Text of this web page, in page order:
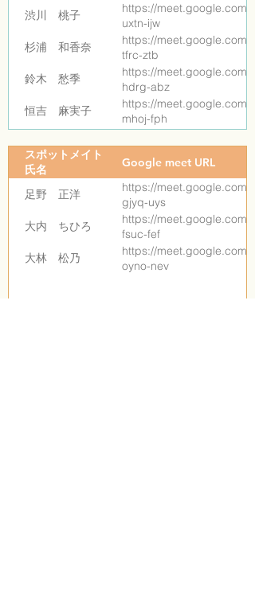
渋川 桃子
https://meet.google.com/
uxtn-ijw
杉浦 和香奈
https://meet.google.com/
tfrc-ztb
鈴木 愁季
https://meet.google.com/
hdrg-abz
恒吉 麻実子
https://meet.google.com/
mhoj-fph
ygyr-nhg
松本 憲明
https://meet.google.com/
hhwa-rua
スポットメイト
氏名
Google meet URL
足野 正洋
https://meet.google.com/
gjyq-uys
大内 ちひろ
https://meet.google.com/
fsuc-fef
大林 松乃
https://meet.google.com/
oyno-nev